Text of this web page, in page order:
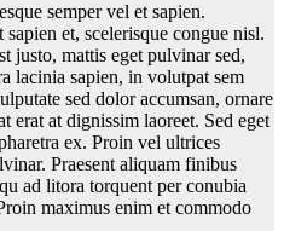
semper vel et sapien.
sapien et, scelerisque congue nisl.
justo, mattis eget pulvinar sed,
lacinia sapien, in volutpat sem
sed dolor accumsan, ornare
erat at dignissim laoreet. Sed eget
ex. Proin vel ultrices
Praesent aliquam finibus
ad litora torquent per conubia
maximus enim et commodo